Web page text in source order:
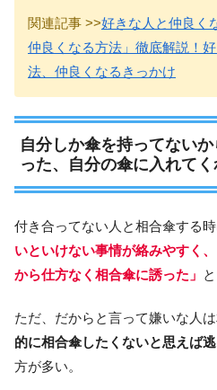
関連記事 >>好きな人と仲良く
仲良くなる方法」徹底解説！
法、仲良くなるきっかけ
自分しか傘を持ってない
った、自分の傘に入れてく
付き合ってない人と相合傘する時
いといけない事情が絡みやすく
から仕方なく相合傘に誘った」
ただ、だからと言って嫌いな人
的に相合傘したくないと思えば
方が多い。